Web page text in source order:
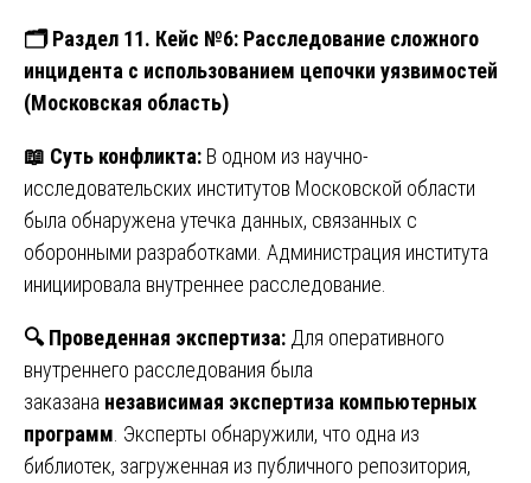
🗂️ Раздел 11. Кейс №6: Расследование сложного
инцидента с использованием цепочки уязвимостей
(Московская область)
📖 Суть конфликта: В одном из научно-
исследовательских институтов Московской области
была обнаружена утечка данных, связанных с
оборонными разработками. Администрация института
инициировала внутреннее расследование.
🔍Проведенная экспертиза: Для оперативного
внутреннего расследования была
заказана независимая экспертиза компьютерных
программ . Эксперты обнаружили, что одна из
библиотек, загруженная из публичного репозитория,